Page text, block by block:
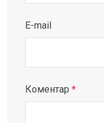
E-mail
Коментар *